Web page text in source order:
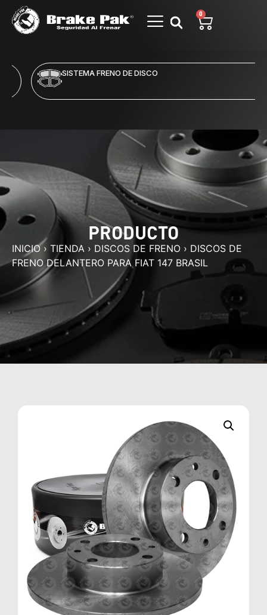
0
SISTEMA FRENO DE DISCO
PRODUCTO
INICIO› TIENDA › DISCOS DE FRENO › DISCOS DE
FRENO DELANTERO PARA FIAT 147 BRASIL